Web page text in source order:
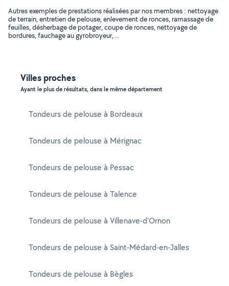
Autres exemples de prestations réalisées par nos membres : nettoyage
de terrain, entretien de pelouse, enlevement de ronces, ramassage de
feuilles, désherbage de potager, coupe de ronces, nettoyage de
bordures, fauchage au gyrobroyeur, ..
Villes proches
Ayant le plus de résultats, dans le même département
Tondeurs de pelouse à Bordeaux
Tondeurs de pelouse à Mérignac
Tondeurs de pelouse à Pessac
Tondeurs de pelouse à Talence
Tondeurs de pelouse à Villenave-d'Ornon
Tondeurs de pelouse à Saint-Médard-en-Jalles
Tondeurs de pelouse à Bègles